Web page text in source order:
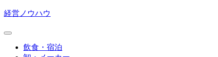
経営ノウハウ
飲食・宿泊